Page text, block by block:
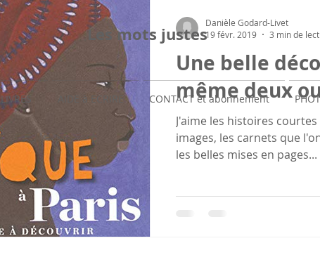
Les mots justes
LIVRES AIDE à ECRIRE CONTACT et abonnement
Une belle
même deux
J'aime les histoires
images, les carnets que
les belles mises en pages...
Danièle Godard-Livet
19 févr. 2019
3 min de